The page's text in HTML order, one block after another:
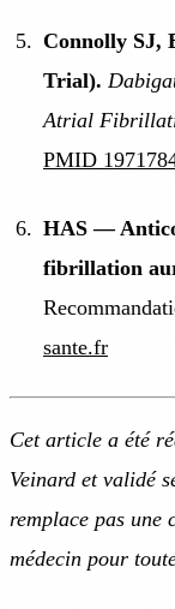
Connolly SJ,
Trial).
Atrial
PMID
HAS —
fibrillation
sante.fr
Cet article a été
Veinard et validé
remplace pas une
médecin pour